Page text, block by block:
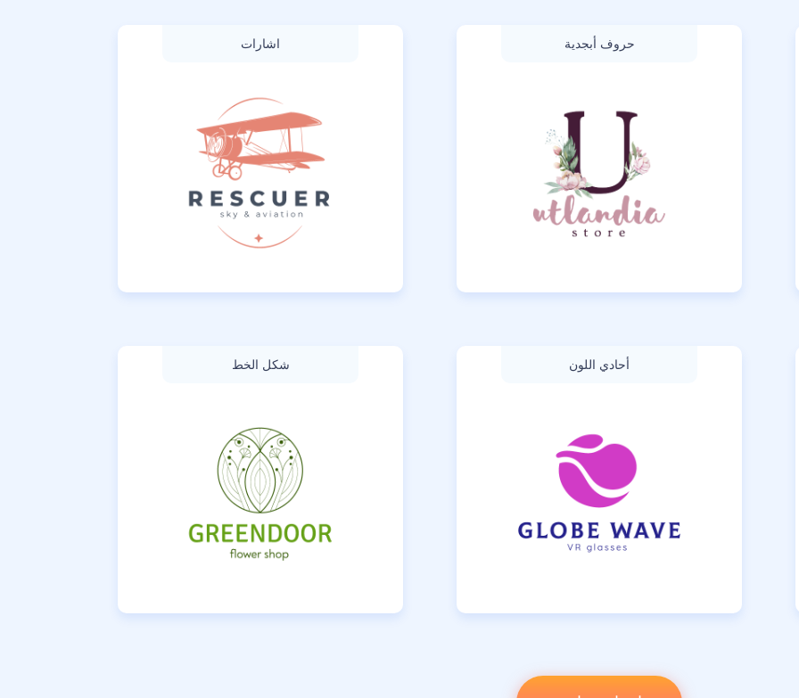
حروف أبجدية اشارات
أحادي اللون شكل الخط